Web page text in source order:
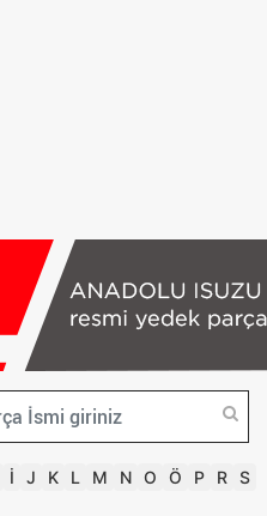
İ J K L M N O Ö P R S